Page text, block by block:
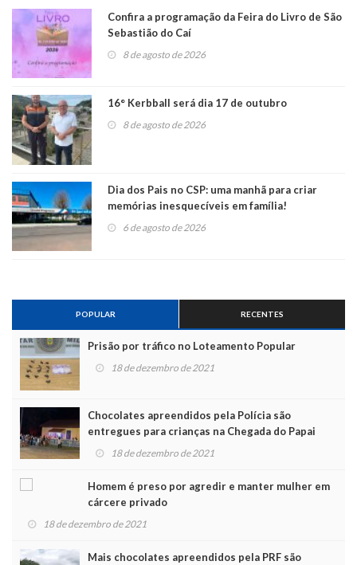
Confira a programação da Feira do Livro de São
Sebastião do Caí
8 de agosto de 2026
16° Kerbball será dia 17 de outubro
8 de agosto de 2026
Dia dos Pais no CSP: uma manhã para criar
memórias inesquecíveis em família!
6 de agosto de 2026
POPULAR RECENTES
Prisão por tráfico no Loteamento Popular
18 de dezembro de 2021
Chocolates apreendidos pela Polícia são
entregues para crianças na Chegada do Papai
Noel
18 de dezembro de 2021
Homem é preso por agredir e manter mulher em
cárcere privado
18 de dezembro de 2021
Mais chocolates apreendidos pela PRF são